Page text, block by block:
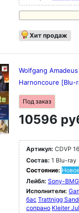
Хит продаж
Wolfgang
Harnoncourе [Blu-
Под заказ
10596
Артикул: CDVP
Состав: 1 Blu-ray
Состояние:
Лейбл: Sony-
Исполнители:
бас Trattnigg
сопрано Kleiter